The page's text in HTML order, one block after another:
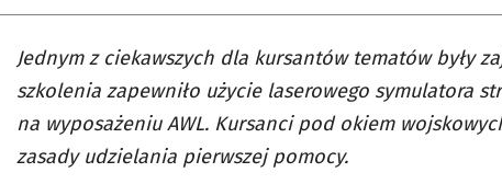
Jednym z ciekawszych dla kursantów tematów były
szkolenia zapewniło użycie laserowego symulatora
na wyposażeniu AWL. Kursanci pod okiem
zasady udzielania pierwszej pomocy.